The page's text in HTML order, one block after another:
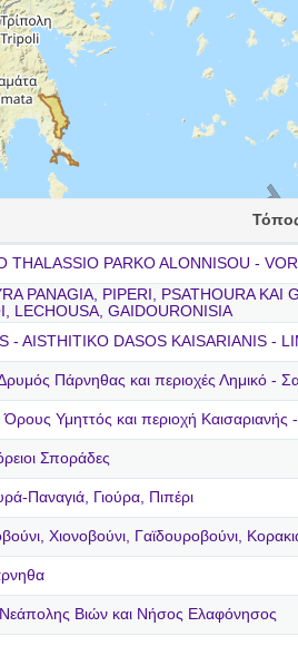
THALASSIO PARKO ALONNISOU -
PANAGIA, PIPERI, PSATHOURA
LECHOUSA, GAIDOURONISIA
- AISTHITIKO DASOS KAISARIANIS -
Πάρνηθας και περιοχές Λημικό -
Υμηττός και περιοχή Καισαριανής
Σποράδες
Παναγιά, Γιούρα, Πιπέρι
Χιονοβούνι, Γαϊδουροβούνι,
Νεάπολης Βιών και Νήσος Ελαφόνησος